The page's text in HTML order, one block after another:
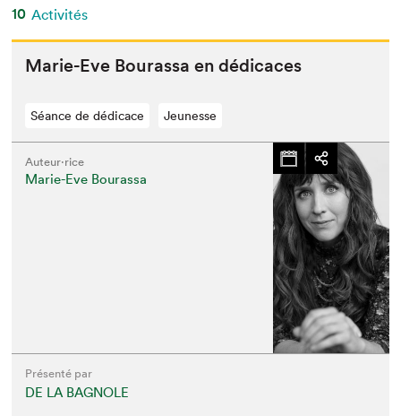
10 Activités
Marie-Eve Bouras­sa en dédicaces
Séance de dédicace Jeunesse
Auteur·rice
Marie-Eve Bourassa
Présenté par
DE LA BAGNOLE